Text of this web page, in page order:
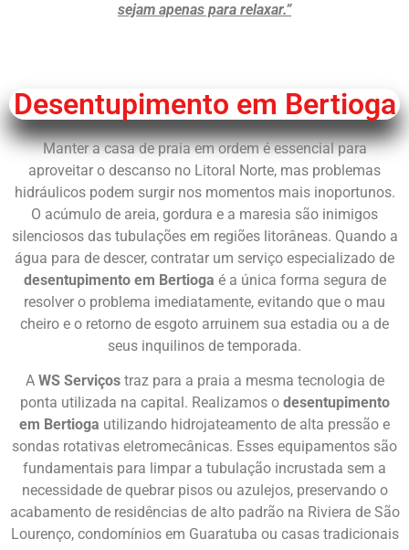
sejam apenas para relaxar.”
Desentupimento em Bertioga
Manter a casa de praia em ordem é essencial para
aproveitar o descanso no Litoral Norte, mas problemas
hidráulicos podem surgir nos momentos mais inoportunos.
O acúmulo de areia, gordura e a maresia são inimigos
silenciosos das tubulações em regiões litorâneas. Quando a
água para de descer, contratar um serviço especializado de
desentupimento em Bertioga é a única forma segura de
resolver o problema imediatamente, evitando que o mau
cheiro e o retorno de esgoto arruinem sua estadia ou a de
seus inquilinos de temporada.
A WS Serviçostraz para a praia a mesma tecnologia de
ponta utilizada na capital. Realizamos o desentupimento
em Bertioga utilizando hidrojateamento de alta pressão e
sondas rotativas eletromecânicas. Esses equipamentos são
fundamentais para limpar a tubulação incrustada sem a
necessidade de quebrar pisos ou azulejos, preservando o
acabamento de residências de alto padrão na Riviera de São
Lourenço, condomínios em Guaratuba ou casas tradicionais